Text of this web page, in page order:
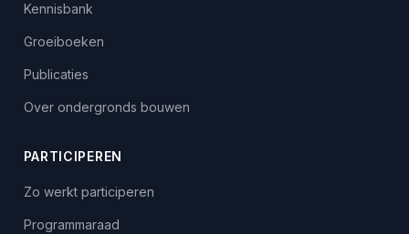
Kennisbank
Groeiboeken
Publicaties
Over ondergronds bouwen
PARTICIPEREN
Zo werkt participeren
Programmaraad